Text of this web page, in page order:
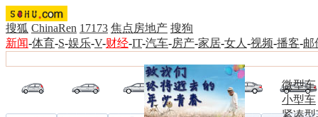
搜狐 ChinaRen 17173 焦点房地产 搜狗
新闻-体育-S-娱乐-V-财经-IT-汽车-房产-家居-女人 -视频-播客-邮
微型车
小型车
紧凑型